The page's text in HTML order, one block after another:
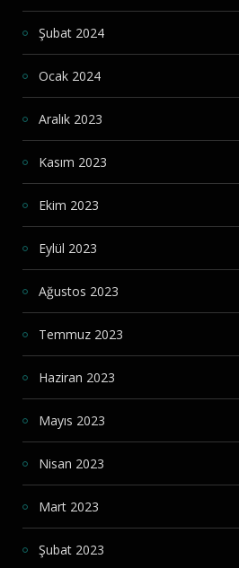
Şubat 2024
Ocak 2024
Aralık 2023
Kasım 2023
Ekim 2023
Eylül 2023
Ağustos 2023
Temmuz 2023
Haziran 2023
Mayıs 2023
Nisan 2023
Mart 2023
Şubat 2023